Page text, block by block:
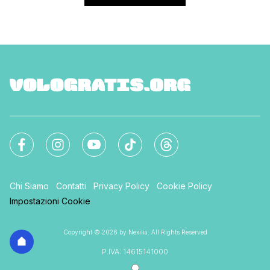
Chi Siamo Contatti Privacy Policy
Cookie Policy
Impostazioni Cookie
Copyright © 2026 by Nexilia. All Rights Reserved
P.IVA: 14615141000